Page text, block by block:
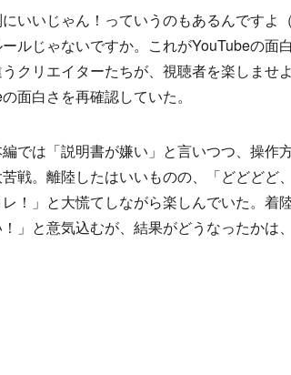
いいじゃん！っていうのもあるんですよ
ルじゃないですか。これがYouTubeの面
クリエイターたちが、視聴者を楽しませ
面白さを再確認していた。
では「説明書が嫌い」と言いつつ、操作
戦。離陸したはいいものの、「どどどど
！」と大慌てしながら楽しんでいた。着
」と意気込むが、結果がどうなったかは